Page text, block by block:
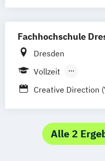
Film and Media
Fotodesigner*in
Game Designer*in
Design &
Media Reporter
Medienmanager*in
Fachhochschule
Dresden
Vollzeit
Creative Direction
Games & XR
Games & XR
Alle 2